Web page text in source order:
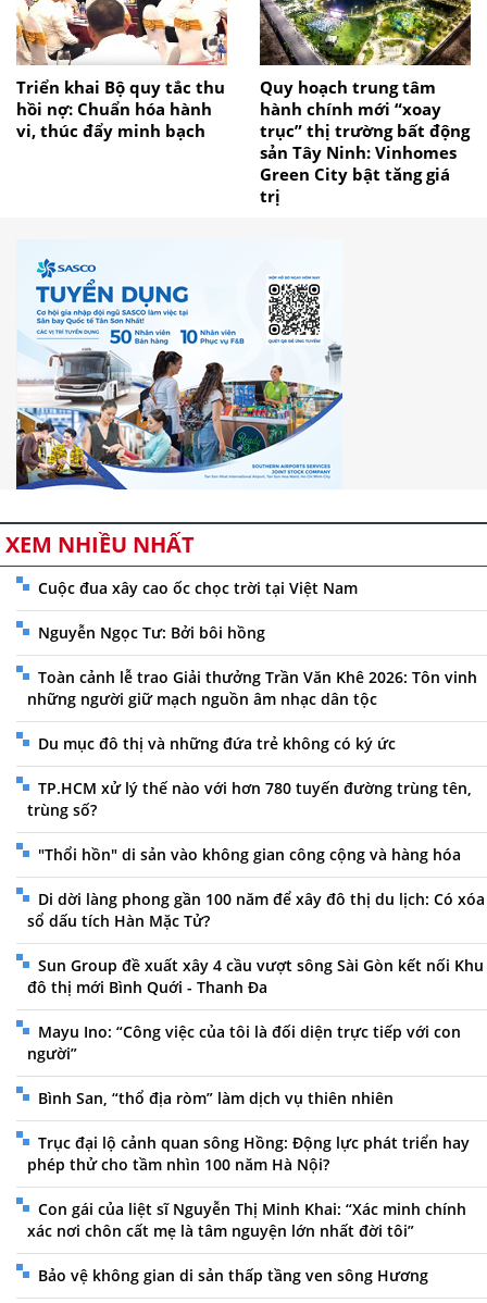
Triển khai Bộ quy tắc thu
hồi nợ: Chuẩn hóa hành
vi, thúc đẩy minh bạch
Quy hoạch trung tâm
hành chính mới “xoay
trục” thị trường bất động
sản Tây Ninh: Vinhomes
Green City bật tăng giá
trị
XEM NHIỀU NHẤT
Cuộc đua xây cao ốc chọc trời tại Việt Nam
Nguyễn Ngọc Tư: Bởi bôi hồng
Toàn cảnh lễ trao Giải thưởng Trần Văn Khê 2026: Tôn vinh
những người giữ mạch nguồn âm nhạc dân tộc
Du mục đô thị và những đứa trẻ không có ký ức
TP.HCM xử lý thế nào với hơn 780 tuyến đường trùng tên,
trùng số?
"Thổi hồn" di sản vào không gian công cộng và hàng hóa
Di dời làng phong gần 100 năm để xây đô thị du lịch: Có xóa
sổ dấu tích Hàn Mặc Tử?
Sun Group đề xuất xây 4 cầu vượt sông Sài Gòn kết nối Khu
đô thị mới Bình Quới - Thanh Đa
Mayu Ino: “Công việc của tôi là đối diện trực tiếp với con
người”
Bình San, “thổ địa ròm” làm dịch vụ thiên nhiên
Trục đại lộ cảnh quan sông Hồng: Động lực phát triển hay
phép thử cho tầm nhìn 100 năm Hà Nội?
Con gái của liệt sĩ Nguyễn Thị Minh Khai: “Xác minh chính
xác nơi chôn cất mẹ là tâm nguyện lớn nhất đời tôi”
Bảo vệ không gian di sản thấp tầng ven sông Hương